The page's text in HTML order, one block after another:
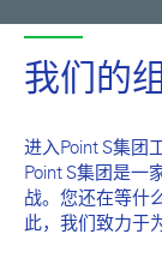
我们的
进入Point S集团
Point S集团是一
战。您还在等什
此，我们致力于